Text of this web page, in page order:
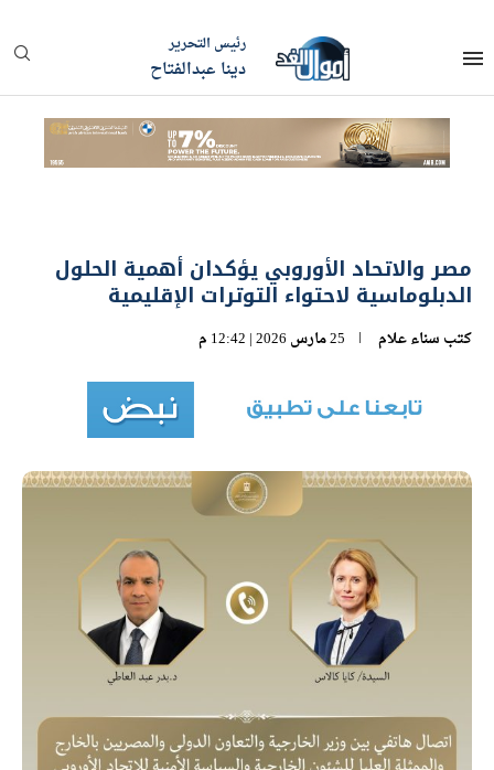
رئيس التحرير
دينا عبدالفتاح
مصر والاتحاد الأوروبي يؤكدان أهمية الحلول
الدبلوماسية لاحتواء التوترات الإقليمية
كتب سناء علام 25 مارس 2026 | 12:42 م